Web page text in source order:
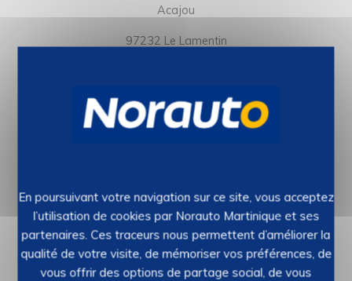
Acajou
97232 Le Lamentin
Le samedi de 7h30 à 19h00
Demander un devis
En poursuivant votre navigation sur ce site, vous acceptez
l’utilisation de cookies par Norauto Martinique et ses
partenaires. Ces traceurs nous permettent d’améliorer la
qualité de votre visite, de mémoriser vos préférences, de
vous offrir des options de partage social, de vous